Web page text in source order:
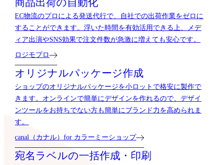
EC物流のプロによる発送代行で、自社での出荷作業をゼロに
することができます。浮いた時間を有効活用できる上、メデ
ィア出演やSNS効果で注文件数が急激に増えても安心です。
ロジモプロ
オリジナルパッケージ作成
ショップのオリジナルパッケージを小ロットで格安に製作で
きます。オンラインで簡単にデザインを作れるので、デザイ
ンツールをお持ちでない方も簡単にブランド力を高められま
す。
canal（カナル）for カラーミーショップ
宛名ラベルの一括作成・印刷